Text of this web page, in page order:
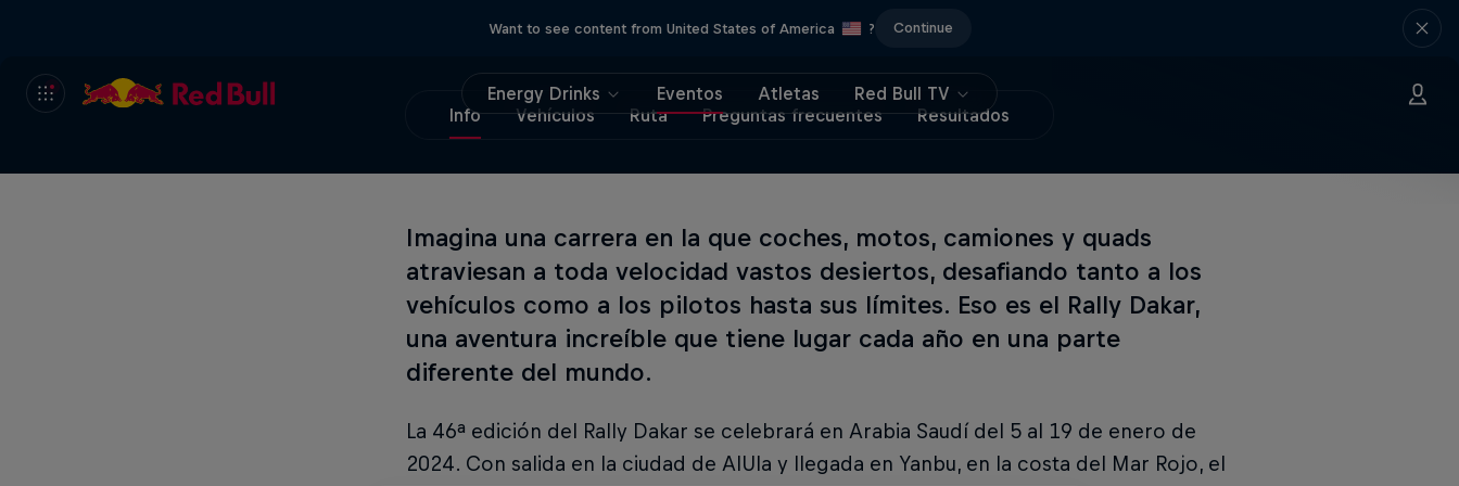
Want to see content from United States of America ? Continue
Energy Drinks Eventos Atletas
Red Bull TV
Info
Vehículos Ruta Preguntas frecuentes Resultados
Imagina una carrera en la que coches, motos, camiones y quads
atraviesan a toda velocidad vastos desiertos, desafiando tanto a los
vehículos como a los pilotos hasta sus límites. Eso es el Rally Dakar,
una aventura increíble que tiene lugar cada año en una parte
diferente del mundo.
La 46ª edición del Rally Dakar se celebrará en Arabia Saudí del 5 al 19 de enero de
2024. Con salida en la ciudad de AlUla y llegada en Yanbu, en la costa del Mar Rojo, el